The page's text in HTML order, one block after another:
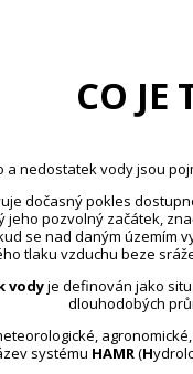
CO JE
a nedostatek vody jsou
dočasný pokles
jeho pozvolný začátek,
se nad daným územím
tlaku vzduchu beze
vodyje definován jako
dlouhodobých
systému HAMR(H